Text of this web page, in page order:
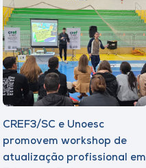
CREF3/SC e Unoesc
promovem workshop de
atualização profissional em